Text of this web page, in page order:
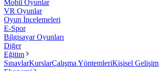
Mobil Oyunlar
VR Oyunlar
Oyun İncelemeleri
E-Spor
Bilgisayar Oyunları
Diğer
Eğitim
SınavlarKurslarÇalışma YöntemleriKişisel Gelişim